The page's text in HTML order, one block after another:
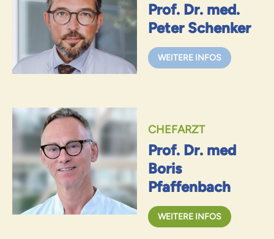
Prof. Dr. med.
Peter Schenker
WEITERE INFOS
CHEFARZT
Prof. Dr. med
Boris
Pfaffenbach
WEITERE INFOS